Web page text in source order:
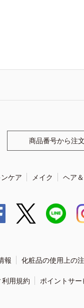
商品番号から注文
ケア メイク ヘア
報 化粧品の使用上の
用規約 ポイントサ